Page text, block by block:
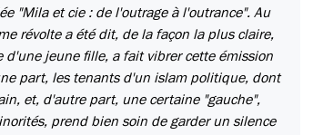
"Mila et cie : de l'outrage à l'outrance". Au
révolte a été dit, de la façon la plus claire,
jeune fille, a fait vibrer cette émission
part, les tenants d'un islam politique, dont
et, d'autre part, une certaine "gauche",
prend bien soin de garder un silence